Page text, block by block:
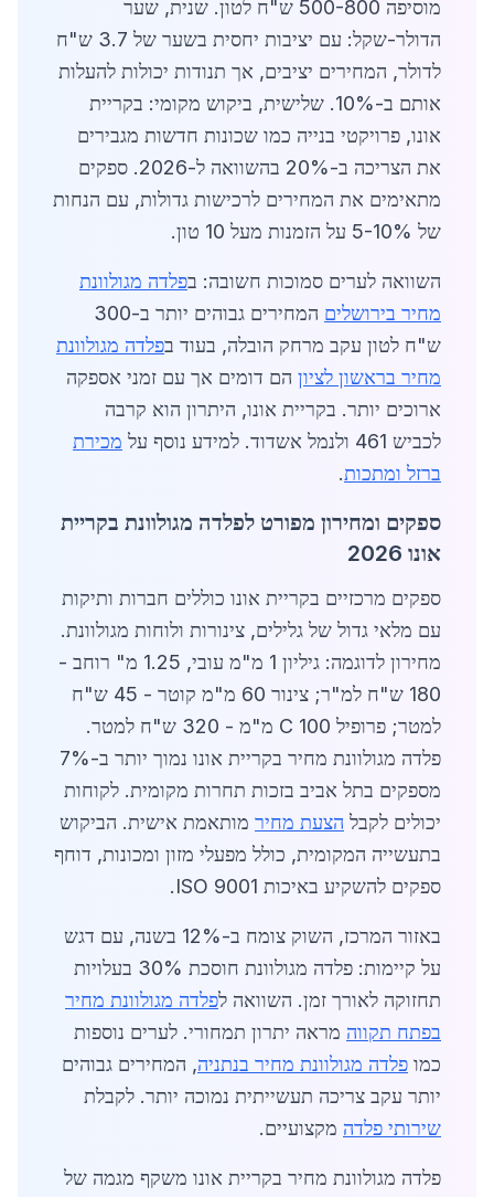
מוסיפה 500-800 ש"ח לטון. שנית, שער
הדולר-שקל: עם יציבות יחסית בשער של 3.7 ש"ח
לדולר, המחירים יציבים, אך תנודות יכולות להעלות
אותם ב-10%. שלישית, ביקוש מקומי: בקריית
אונו, פרויקטי בנייה כמו שכונות חדשות מגבירים
את הצריכה ב-20% בהשוואה ל-2026. ספקים
מתאימים את המחירים לרכישות גדולות, עם הנחות
של 5-10% על הזמנות מעל 10 טון.
השוואה לערים סמוכות חשובה: בפלדה מגולוונת
מחיר בירושלים
המחירים גבוהים יותר ב-300
ש"ח לטון עקב מרחק הובלה, בעוד בפלדה מגולוונת
מחיר בראשון לציון הם דומים אך עם זמני אספקה
ארוכים יותר. בקריית אונו, היתרון הוא קרבה
לכביש 461 ולנמל אשדוד. למידע נוסף על
מכירת
ברזל ומתכות.
ספקים ומחירון מפורט לפלדה מגולוונת בקריית
אונו 2026
ספקים מרכזיים בקריית אונו כוללים חברות ותיקות
עם מלאי גדול של גלילים, צינורות ולוחות מגולוונת.
מחירון לדוגמה: גיליון 1 מ"מ עובי, 1.25 מ" רוחב -
180 ש"ח למ"ר; צינור 60 מ"מ קוטר - 45 ש"ח
למטר; פרופיל C 100 מ"מ - 320 ש"ח למטר.
פלדה מגולוונת מחיר בקריית אונו נמוך יותר ב-7%
מספקים בתל אביב בזכות תחרות מקומית. לקוחות
יכולים לקבל הצעת מחיר מותאמת אישית. הביקוש
בתעשייה המקומית, כולל מפעלי מזון ומכונות, דוחף
ספקים להשקיע באיכות ISO 9001.
באזור המרכז, השוק צומח ב-12% בשנה, עם דגש
על קיימות: פלדה מגולוונת חוסכת 30% בעלויות
תחזוקה לאורך זמן. השוואה לפלדה מגולוונת מחיר
בפתח תקווה מראה יתרון תמחורי. לערים נוספות
כמו פלדה מגולוונת מחיר בנתניה, המחירים גבוהים
יותר עקב צריכה תעשייתית נמוכה יותר. לקבלת
שירותי פלדה מקצועיים.
פלדה מגולוונת מחיר בקריית אונו משקף מגמה של